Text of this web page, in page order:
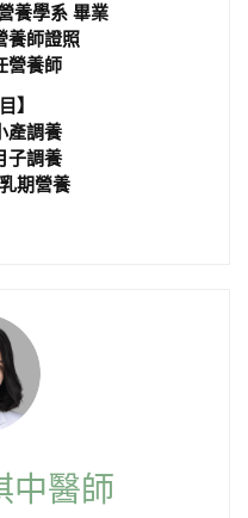
養學系 畢業
養師證照
營養師
】
產調養
子調養
期營養
中醫師